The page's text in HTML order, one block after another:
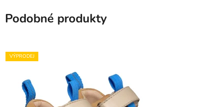
Podobné produkty
VÝPRODEJ